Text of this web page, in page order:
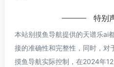
特别
本站别摸鱼导航提供的天谱乐ai
接的准确性和完整性，同时，对
摸鱼导航实际控制，在2024年